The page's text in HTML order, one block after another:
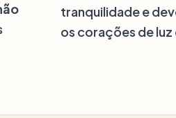
tranquilidade e
os corações de luz